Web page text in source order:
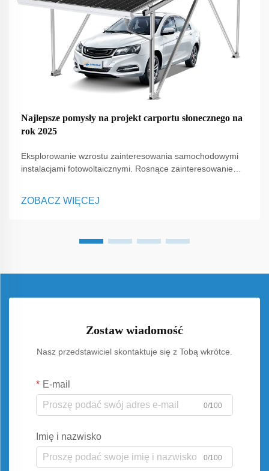
Najlepsze pomysły na projekt carportu słonecznego na
rok 2025
Eksplorowanie wzrostu zainteresowania samochodowymi
instalacjami fotowoltaicznymi. Rosnące zainteresowanie
uniwersalnych rozwiązań pojawiających się dzisiaj są
ZOBACZ WIĘCEJ
Zostaw wiadomość
Nasz przedstawiciel skontaktuje się z Tobą wkrótce.
E-mail
0/100
Imię i nazwisko
0/100